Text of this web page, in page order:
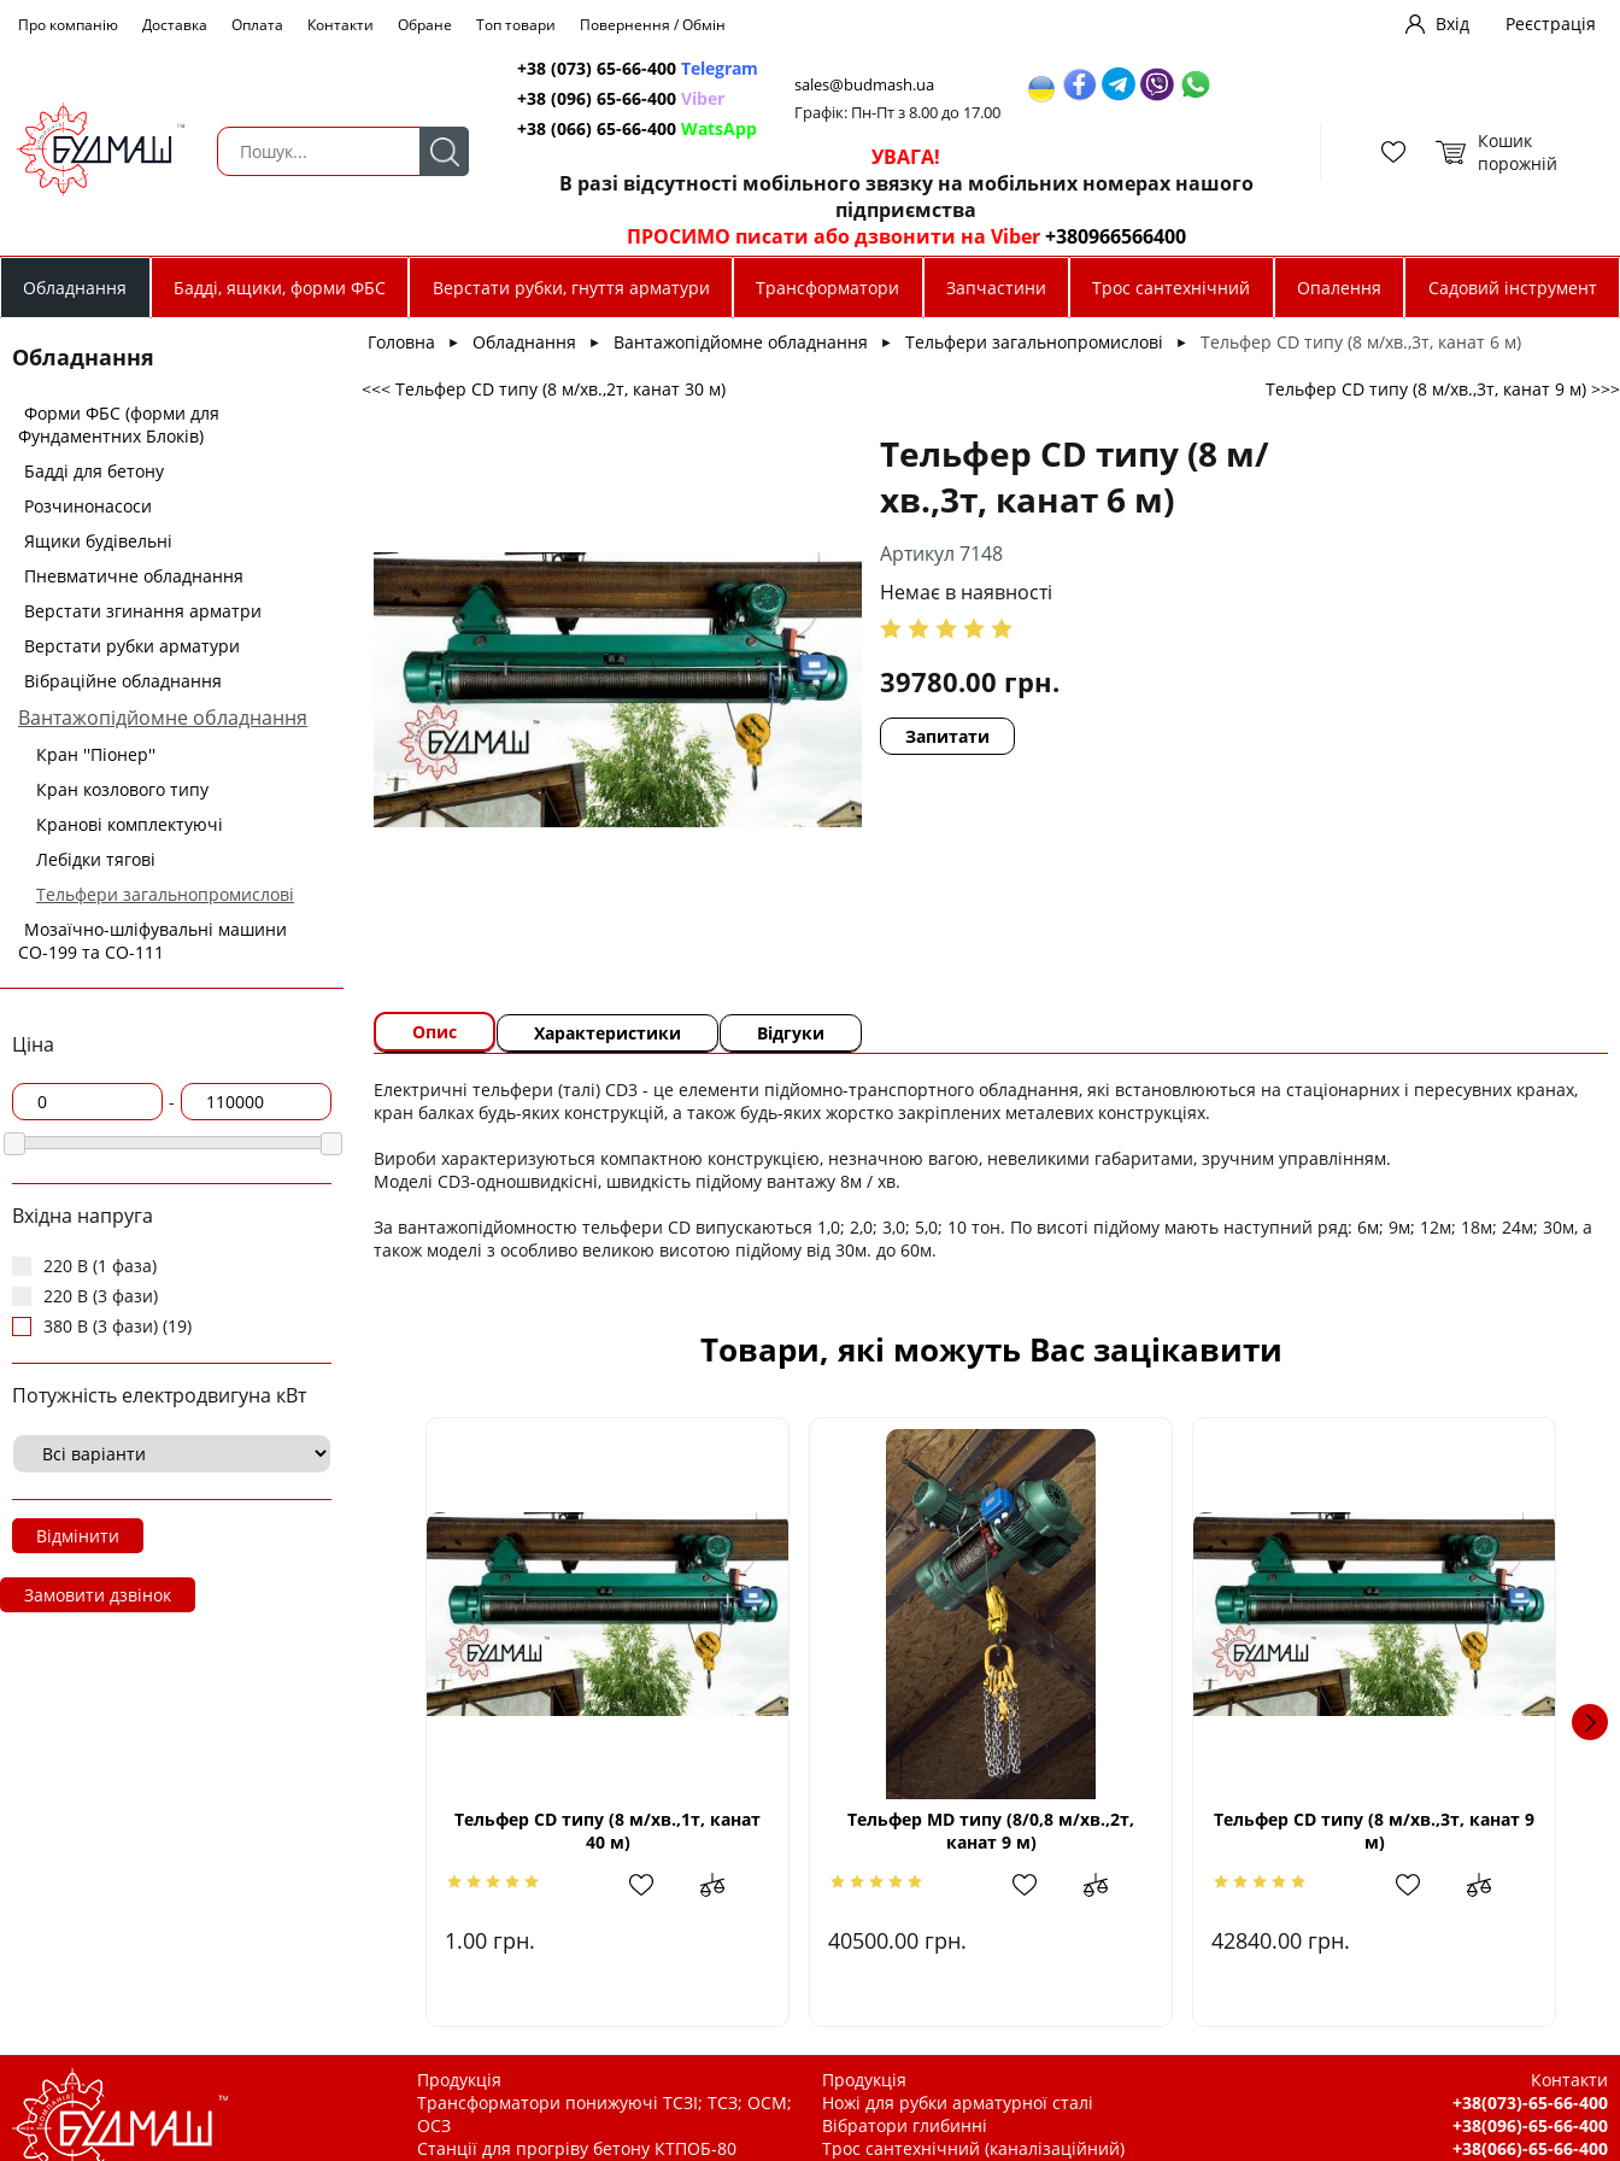
Про компанію Доставка Оплата Контакти Обране Топ товари Повернення / Обмін Вхід
Реєстрація
+38 (073) 65-66-400 Telegram
+38 (096) 65-66-400 Viber
+38 (066) 65-66-400 WatsApp
sales@budmash.ua
Графік: Пн-Пт з 8.00 до 17.00
УВАГА!
В разі відсутності мобільного звязку на мобільних номерах нашого
підприємства
ПРОСИМО писати або дзвонити на Viber+380966566400
Кошик
порожній
Обладнання Бадді, ящики, форми ФБС Верстати рубки, гнуття арматури Трансформатори Запчастини Трос сантехнічний Опалення Садовий інструмент
Обладнання
Форми ФБС (форми для
Фундаментних Блоків)
Бадді для бетону
Розчинонасоси
Ящики будівельні
Пневматичне обладнання
Верстати згинання арматри
Верстати рубки арматури
Вібраційне обладнання
Вантажопідйомне обладнання
Кран ''Піонер''
Кран козлового типу
Кранові комплектуючі
Лебідки тягові
Тельфери загальнопромислові
Мозаїчно-шліфувальні машини
СО-199 та СО-111
Ціна
-
Вхідна напруга
220 В (1 фаза)
220 В (3 фази)
380 В (3 фази) (19)
Потужність електродвигуна кВт
Відмінити
Замовити дзвінок
Головна ► Обладнання ► Вантажопідйомне обладнання ► Тельфери загальнопромислові ► Тельфер CD типу (8 м/хв.,3т, канат 6 м)
<<< Тельфер CD типу (8 м/хв.,2т, канат 30 м) Тельфер CD типу (8 м/хв.,3т, канат 9 м) >>>
Тельфер CD типу (8 м/
хв.,3т, канат 6 м)
Артикул 7148
Немає в наявності
39780.00 грн.
Запитати
Опис Характеристики Відгуки
Електричні тельфери (талі) CD3 - це елементи підйомно-транспортного обладнання, які встановлюються на стаціонарних і пересувних кранах,
кран балках будь-яких конструкцій, а також будь-яких жорстко закріплених металевих конструкціях.
Вироби характеризуються компактною конструкцією, незначною вагою, невеликими габаритами, зручним управлінням.
Моделі CD3-одношвидкісні, швидкість підйому вантажу 8м / хв.
За вантажопідйомностю тельфери CD випускаються 1,0; 2,0; 3,0; 5,0; 10 тон. По висоті підйому мають наступний ряд: 6м; 9м; 12м; 18м; 24м; 30м, а
також моделі з особливо великою висотою підйому від 30м. до 60м.
Товари, які можуть Вас зацікавити
Тельфер CD типу (8 м/хв.,1т, канат
40 м)
1.00 грн.
Тельфер МD типу (8/0,8 м/хв.,2т,
канат 9 м)
40500.00 грн.
Тельфер CD типу (8 м/хв.,3т, канат 9
м)
42840.00 грн.
Продукція
Трансформатори понижуючі ТСЗІ; ТСЗ; ОСМ;
ОСЗ
Станції для прогріву бетону КТПОБ-80
Продукція
Ножі для рубки арматурної сталі
Вібратори глибинні
Трос сантехнічний (каналізаційний)
Контакти
+38(073)-65-66-400
+38(096)-65-66-400
+38(066)-65-66-400